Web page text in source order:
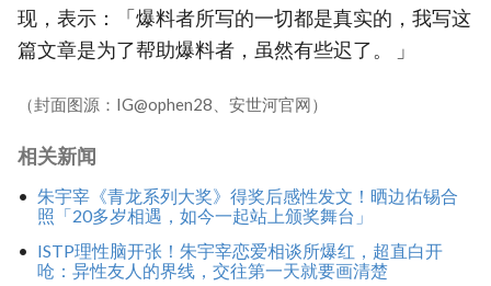
现，表示：「爆料者所写的一切都是真实的，我写这
篇文章是为了帮助爆料者，虽然有些迟了。 」
（封面图源：IG@ophen28、安世河官网）
相关新闻
朱宇宰《青龙系列大奖》得奖后感性发文！晒边佑锡合
照「20多岁相遇，如今一起站上颁奖舞台」
ISTP理性脑开张！朱宇宰恋爱相谈所爆红，超直白开
呛：异性友人的界线，交往第一天就要画清楚